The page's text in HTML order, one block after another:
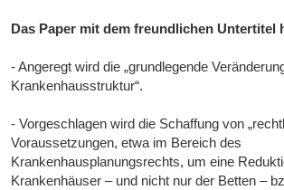
Das Paper mit dem freundlichen Untertitel
- Angeregt wird die „grundlegende
Krankenhausstruktur“.
- Vorgeschlagen wird die Schaffung von
Voraussetzungen, etwa im Bereich des
Krankenhausplanungsrechts, um eine
Krankenhäuser – und nicht nur der Betten –